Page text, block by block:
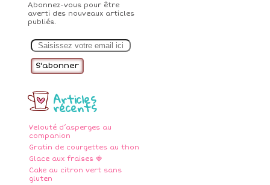
Abonnez-vous pour être
averti des nouveaux articles
publiés.
m
Articles
récents
Velouté d’asperges au
companion
Gratin de courgettes au thon
Glace aux fraises 🍓
Cake au citron vert sans
gluten